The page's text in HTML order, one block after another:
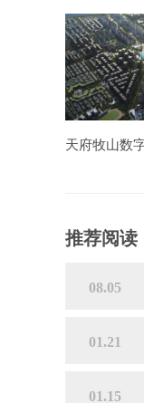
推荐阅读
08.05
01.21
01.15